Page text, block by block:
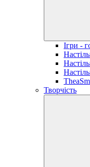
Ігри -
Творчість